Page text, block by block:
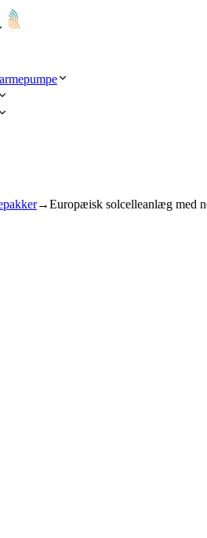
→Europæisk solcelleanlæg med